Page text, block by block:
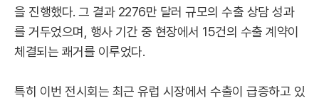
을 진행했다. 그 결과 2276만 달러 규모의 수출 상담 성과
를 거두었으며, 행사 기간 중 현장에서 15건의 수출 계약이
체결되는 쾌거를 이루었다.
특히 이번 전시회는 최근 유럽 시장에서 수출이 급증하고 있